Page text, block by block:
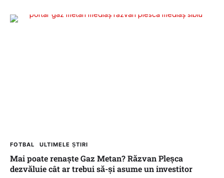
FOTBAL ULTIMELE ȘTIRI
Mai poate renaște Gaz Metan? Răzvan Pleșca
dezvăluie cât ar trebui să-și asume un investitor